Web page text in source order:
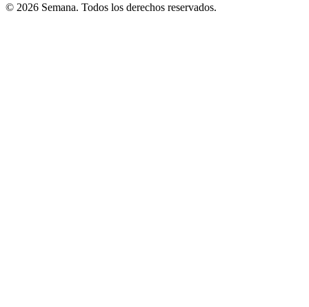
© 2026 Semana. Todos los derechos reservados.